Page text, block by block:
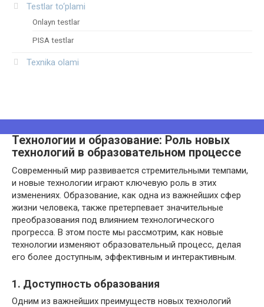
Testlar to‘plami
Onlayn testlar
PISA testlar
Texnika olami
Технологии и образование: Роль новых
технологий в образовательном процессе
Современный мир развивается стремительными темпами,
и новые технологии играют ключевую роль в этих
изменениях. Образование, как одна из важнейших сфер
жизни человека, также претерпевает значительные
преобразования под влиянием технологического
прогресса. В этом посте мы рассмотрим, как новые
технологии изменяют образовательный процесс, делая
его более доступным, эффективным и интерактивным.
1. Доступность образования
Одним из важнейших преимуществ новых технологий